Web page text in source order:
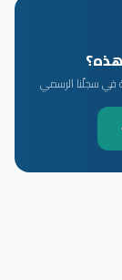
في سجلّنا الرسمي